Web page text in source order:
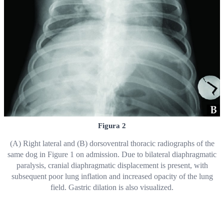
Figura 2
(A) Right lateral and (B) dorsoventral thoracic radiographs of the
same dog in Figure 1 on admission. Due to bilateral diaphragmatic
paralysis, cranial diaphragmatic displacement is present, with
subsequent poor lung inflation and increased opacity of the lung
field. Gastric dilation is also visualized.